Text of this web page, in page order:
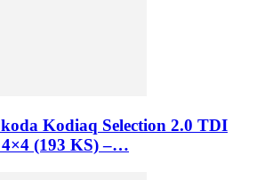
Kodiaq Selection 2.0 TDI
(193 KS) –…